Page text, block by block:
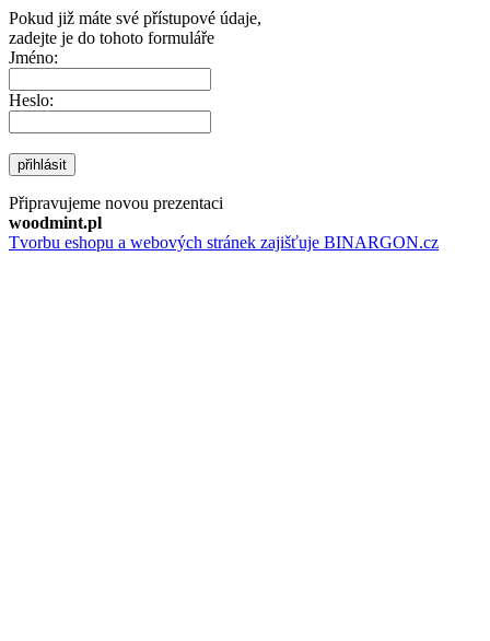
Pokud již máte své přístupové údaje,
zadejte je do tohoto formuláře
Jméno:
Heslo:
přihlásit
Připravujeme novou prezentaci
woodmint.pl
Tvorbu eshopu a webových stránek zajišťuje BINARGON.cz